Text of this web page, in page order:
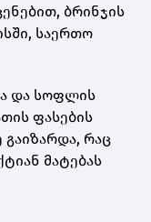
ბრინჯის
საერთო
და სოფლის
ფასების
გაიზარდა, რაც
მატებას